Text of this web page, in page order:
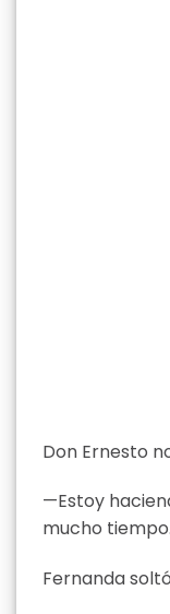
Don Ernesto
—Estoy
mucho tiempo.
Fernanda